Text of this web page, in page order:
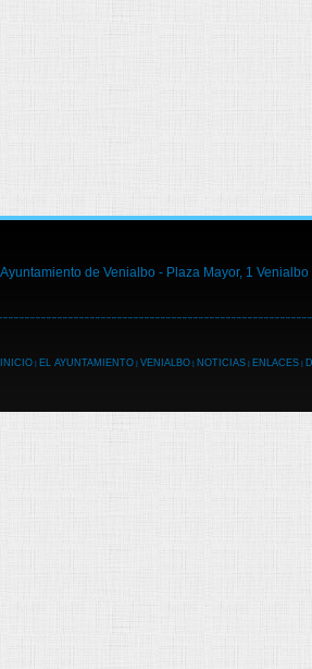
Ayuntamiento de Venialbo - Plaza Mayor, 1
INICIO EL AYUNTAMIENTO VENIALBO NOTICIAS ENLACES